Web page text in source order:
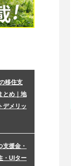
移住支
とめ｜地
デメリッ
支援金・
・UIター